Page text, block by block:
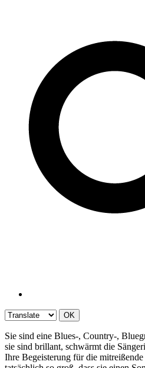
OK
Sie sind eine Blues-, Country-,
sie sind brillant, schwärmt die
Ihre Begeisterung für die